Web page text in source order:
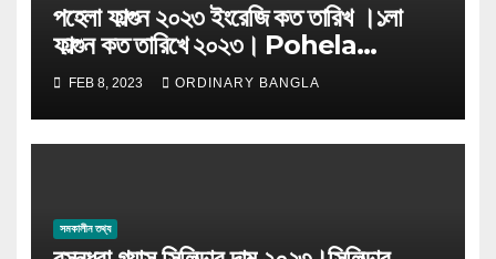
পহেলা ফাল্গুন ২০২৩ ইংরেজি কত তারিখ ।১লা
ফাল্গুন কত তারিখে ২০২৩। Pohela
Falgun 2023
FEB 8, 2023 ORDINARY BANGLA
সমকালীন তথ্য